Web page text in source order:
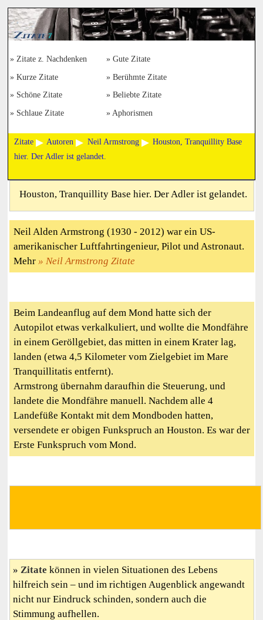
Zitate z. Nachdenken Gute Zitate
Kurze Zitate Berühmte Zitate
Schöne Zitate Beliebte Zitate
Schlaue Zitate Aphorismen
Zitate Autoren Neil Armstrong
Houston, Tranquillity Base
hier. Der Adler ist gelandet.
Houston, Tranquillity Base hier. Der Adler ist gelandet.
Neil Alden Armstrong (1930 - 2012) war ein US-
amerikanischer Luftfahrtingenieur, Pilot und Astronaut.
Mehr
Neil Armstrong Zitate
Beim Landeanflug auf dem Mond hatte sich der
Autopilot etwas verkalkuliert, und wollte die Mondfähre
in einem Geröllgebiet, das mitten in einem Krater lag,
landen (etwa 4,5 Kilometer vom Zielgebiet im Mare
Tranquillitatis entfernt).
Armstrong übernahm daraufhin die Steuerung, und
landete die Mondfähre manuell. Nachdem alle 4
Landefüße Kontakt mit dem Mondboden hatten,
versendete er obigen Funkspruch an Houston. Es war der
Erste Funkspruch vom Mond.
Zitate können in vielen Situationen des Lebens
hilfreich sein – und im richtigen Augenblick angewandt
nicht nur Eindruck schinden, sondern auch die
Stimmung aufhellen.